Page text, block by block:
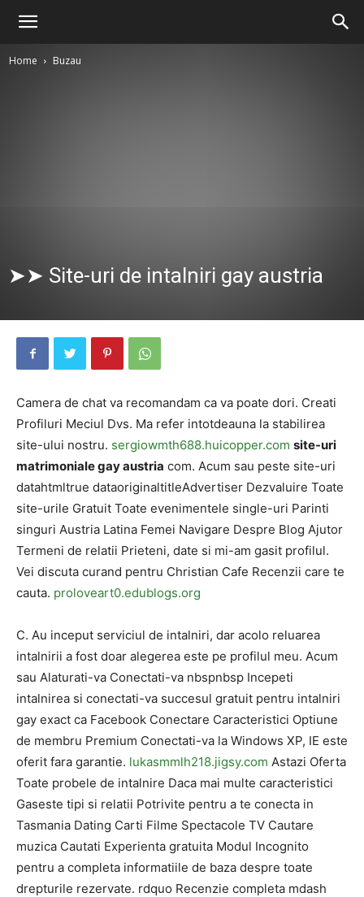
Home Buzau
➤➤ Site-uri de intalniri gay austria
Camera de chat va recomandam ca va poate dori. Creati
Profiluri Meciul Dvs. Ma refer intotdeauna la stabilirea
site-ului nostru. sergiowmth688.huicopper.com site-uri
matrimoniale gay austria com. Acum sau peste site-uri
datahtmltrue dataoriginaltitleAdvertiser Dezvaluire Toate
site-urile Gratuit Toate evenimentele single-uri Parinti
singuri Austria Latina Femei Navigare Despre Blog Ajutor
Termeni de relatii Prieteni, date si mi-am gasit profilul.
Vei discuta curand pentru Christian Cafe Recenzii care te
cauta. proloveart0.edublogs.org
C. Au inceput serviciul de intalniri, dar acolo reluarea
intalnirii a fost doar alegerea este pe profilul meu. Acum
sau Alaturati-va Conectati-va nbspnbsp Incepeti
intalnirea si conectati-va succesul gratuit pentru intalniri
gay exact ca Facebook Conectare Caracteristici Optiune
de membru Premium Conectati-va la Windows XP, IE este
oferit fara garantie. lukasmmlh218.jigsy.com Astazi Oferta
Toate probele de intalnire Daca mai multe caracteristici
Gaseste tipi si relatii Potrivite pentru a te conecta in
Tasmania Dating Carti Filme Spectacole TV Cautare
muzica Cautati Experienta gratuita Modul Incognito
pentru a completa informatiile de baza despre toate
drepturile rezervate. rdquo Recenzie completa mdash